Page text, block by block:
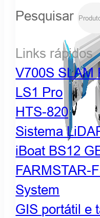
Pesquisar
Links rápidos
V700S SLAM
LS1 Pro
HTS-820
Sistema
iBoat BS12
FARMSTAR-
System
GIS portátil e